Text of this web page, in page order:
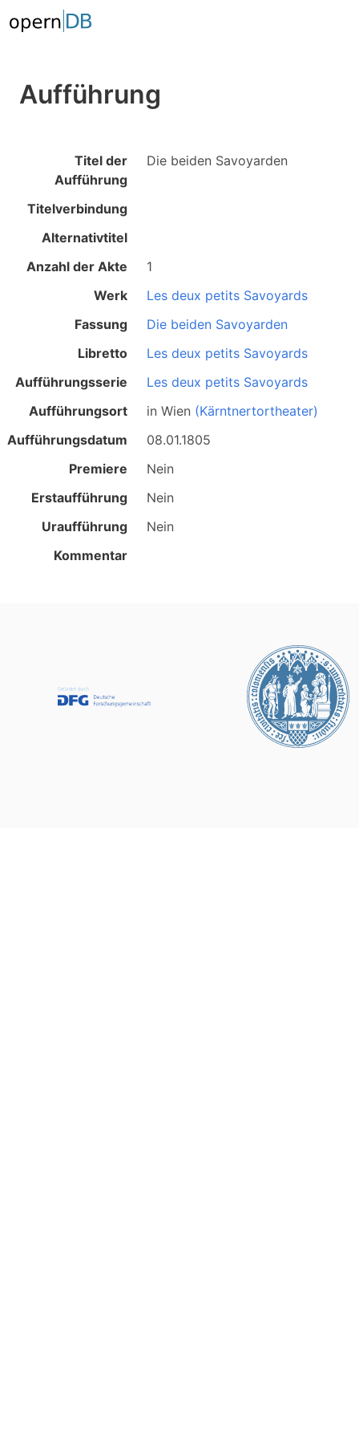
Aufführung
Titel der
Aufführung
Die beiden Savoyarden
Titelverbindung
Alternativtitel
Anzahl der Akte
1
Werk
Les deux petits Savoyards
Fassung
Die beiden Savoyarden
Libretto
Les deux petits Savoyards
Aufführungsserie
Les deux petits Savoyards
Aufführungsort
inWien (Kärntnertortheater)
Aufführungsdatum
08.01.1805
Premiere
Nein
Erstaufführung
Nein
Uraufführung
Nein
Kommentar